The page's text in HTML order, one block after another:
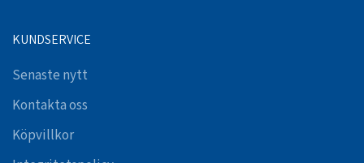
KUNDSERVICE
Senaste nytt
Kontakta oss
Köpvillkor